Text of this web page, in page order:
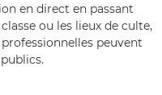
en direct en passant
ou les lieux de culte,
peuvent